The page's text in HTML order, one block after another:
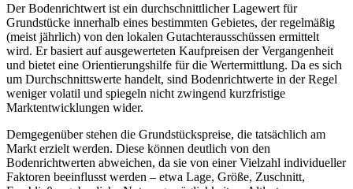
Der Bodenrichtwert ist ein durchschnittlicher Lagewert für
Grundstücke innerhalb eines bestimmten Gebietes, der regelmäßig
(meist jährlich) von den lokalen Gutachterausschüssen ermittelt
wird. Er basiert auf ausgewerteten Kaufpreisen der Vergangenheit
und bietet eine Orientierungshilfe für die Wertermittlung. Da es sich
um Durchschnittswerte handelt, sind Bodenrichtwerte in der Regel
weniger volatil und spiegeln nicht zwingend kurzfristige
Marktentwicklungen wider.
Demgegenüber stehen die Grundstückspreise, die tatsächlich am
Markt erzielt werden. Diese können deutlich von den
Bodenrichtwerten abweichen, da sie von einer Vielzahl individueller
Faktoren beeinflusst werden – etwa Lage, Größe, Zuschnitt,